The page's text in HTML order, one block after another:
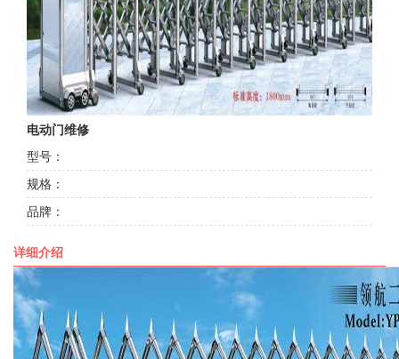
电动门维修
型号：
规格：
品牌：
详细介绍